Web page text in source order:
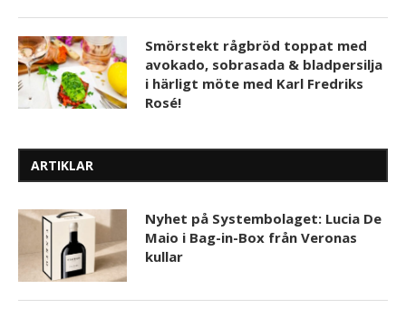
Smörstekt rågbröd toppat med
avokado, sobrasada & bladpersilja
i härligt möte med Karl Fredriks
Rosé!
ARTIKLAR
Nyhet på Systembolaget: Lucia De
Maio i Bag-in-Box från Veronas
kullar